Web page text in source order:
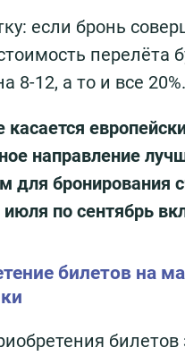
если бронь
перелёта
8-12, а то и все 20%.
касается
направление
для бронирования
июля по сентябрь
билетов на
билетов